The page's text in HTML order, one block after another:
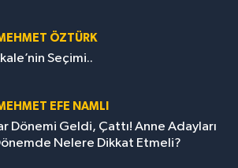
ÖZTÜRK
Seçimi..
EFE NAMLI
Dönemi Geldi, Çattı! Anne Adayları
Nelere Dikkat Etmeli?